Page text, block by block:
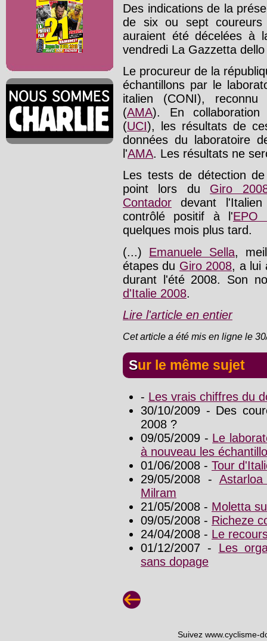
Des indications de la
de six ou sept
auraient été décelées à
vendredi La Gazzetta
Le procureur de la
échantillons par le
italien (CONI),
(AMA). En
(UCI), les résultats de
données du laboratoire
l'AMA. Les résultats ne
Les tests de détection
point lors du Giro
Contador devant
contrôlé positif à l'EPO
quelques mois plus tard.
(...) Emanuele Sella,
étapes du Giro 2008, a lui
durant l'été 2008. Son
d'Italie 2008.
Lire l'article en entier
Cet article a été mis en ligne le
Sur le même sujet
- Les vrais chiffres du
30/10/2009 - Des
2008 ?
09/05/2009 - Le
à nouveau les
01/06/2008 - Tour
29/05/2008 -
Milram
21/05/2008 - Moletta
09/05/2008 - Richeze
24/04/2008 - Le
01/12/2007 - Les
sans dopage
Suivez www.cyclisme-